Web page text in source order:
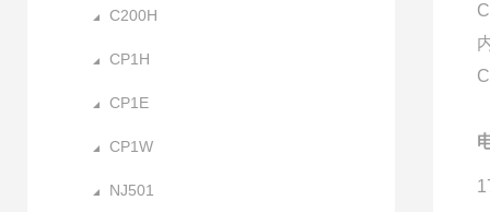
C200H
CP1H
CP1E
CP1W
NJ501